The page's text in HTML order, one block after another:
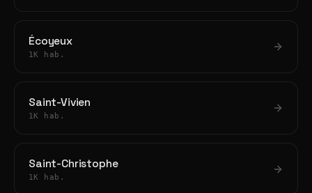
Écoyeux
1K hab.
Saint-Vivien
1K hab.
Saint-Christophe
1K hab.